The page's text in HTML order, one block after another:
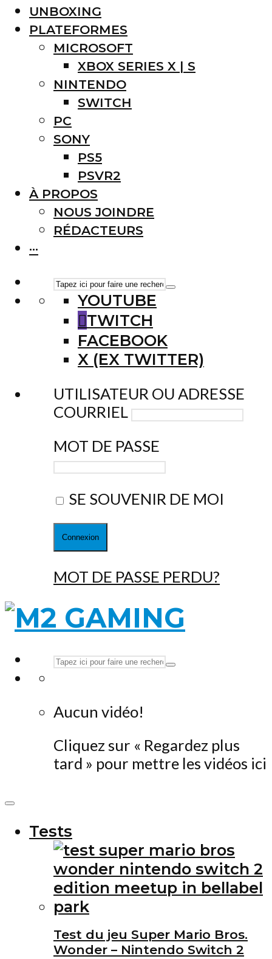
UNBOXING
PLATEFORMES
MICROSOFT
XBOX SERIES X | S
NINTENDO
SWITCH
PC
SONY
PS5
PSVR2
À PROPOS
NOUS JOINDRE
RÉDACTEURS
···
YOUTUBE
TWITCH
FACEBOOK
X (EX TWITTER)
UTILISATEUR OU ADRESSE
COURRIEL
MOT DE PASSE
SE SOUVENIR DE MOI
MOT DE PASSE PERDU?
Aucun vidéo!
Cliquez sur « Regardez plus
tard » pour mettre les vidéos ici
Tests
Test du jeu Super Mario Bros.
Wonder – Nintendo Switch 2